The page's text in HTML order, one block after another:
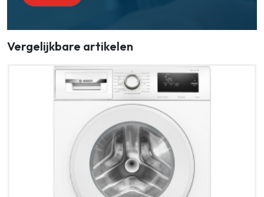
Vergelijkbare artikelen